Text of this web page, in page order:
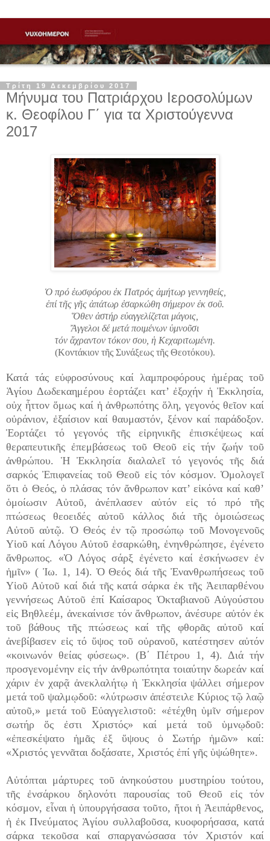
Τρίτη 19 Δεκεμβρίου 2017
Μήνυμα του Πατριάρχου Ιεροσολύμων
κ. Θεοφίλου Γ΄ για τα Χριστούγεννα
2017
Ὁ πρό ἑωσφόρου ἐκ Πατρός ἀμήτωρ γεννηθείς,
ἐπί τῆς γῆς ἀπάτωρ ἐσαρκώθη σήμερον ἐκ σοῦ.
Ὅθεν ἀστήρ εὐαγγελίζεται μάγοις,
Ἄγγελοι δέ μετά ποιμένων ὑμνοῦσι
τόν ἄχραντον τόκον σου, ἡ Κεχαριτωμένη.
(Κοντάκιον τῆς Συνάξεως τῆς Θεοτόκου).
Κατά τάς εὐφροσύνους καί λαμπροφόρους ἡμέρας τοῦ
Ἁγίου Δωδεκαημέρου ἑορτάζει κατ’ ἐξοχήν ἡ Ἐκκλησία,
οὐχ ἧττον ὅμως καί ἡ ἀνθρωπότης ὅλη, γεγονός θεῖον καί
οὐράνιον, ἐξαίσιον καί θαυμαστόν, ξένον καί παράδοξον.
Ἑορτάζει τό γεγονός τῆς εἰρηνικῆς ἐπισκέψεως καί
θεραπευτικῆς ἐπεμβάσεως τοῦ Θεοῦ εἰς τήν ζωήν τοῦ
ἀνθρώπου. Ἡ Ἐκκλησία διαλαλεῖ τό γεγονός τῆς διά
σαρκός Ἐπιφανείας τοῦ Θεοῦ εἰς τόν κόσμον. Ὁμολογεῖ
ὅτι ὁ Θεός, ὁ πλάσας τόν ἄνθρωπον κατ’ εἰκόνα καί καθ’
ὁμοίωσιν Αὐτοῦ, ἀνέπλασεν αὐτόν εἰς τό πρό τῆς
πτώσεως θεοειδές αὐτοῦ κάλλος διά τῆς ὁμοιώσεως
Αὐτοῦ αὐτῷ. Ὁ Θεός ἐν τῷ προσώπῳ τοῦ Μονογενοῦς
Υἱοῦ καί Λόγου Αὐτοῦ ἐσαρκώθη, ἐνηνθρώπησε, ἐγένετο
ἄνθρωπος. «Ὁ Λόγος σάρξ ἐγένετο καί ἐσκήνωσεν ἐν
ἡμῖν» ( Ἰω. 1, 14). Ὁ Θεός διά τῆς Ἐνανθρωπήσεως τοῦ
Υἱοῦ Αὐτοῦ καί διά τῆς κατά σάρκα ἐκ τῆς Ἀειπαρθένου
γεννήσεως Αὐτοῦ ἐπί Καίσαρος Ὀκταβιανοῦ Αὐγούστου
εἰς Βηθλεέμ, ἀνεκαίνισε τόν ἄνθρωπον, ἀνέσυρε αὐτόν ἐκ
τοῦ βάθους τῆς πτώσεως καί τῆς φθορᾶς αὐτοῦ καί
ἀνεβίβασεν εἰς τό ὕψος τοῦ οὐρανοῦ, κατέστησεν αὐτόν
«κοινωνόν θείας φύσεως». (Β΄ Πέτρου 1, 4). Διά τήν
προσγενομένην εἰς τήν ἀνθρωπότητα τοιαύτην δωρεάν καί
χάριν ἐν χαρᾷ ἀνεκλαλήτῳ ἡ Ἐκκλησία ψάλλει σήμερον
μετά τοῦ ψαλμῳδοῦ: «λύτρωσιν ἀπέστειλε Κύριος τῷ λαῷ
αὐτοῦ,» μετά τοῦ Εὐαγγελιστοῦ: «ἐτέχθη ὑμῖν σήμερον
σωτήρ ὅς ἐστι Χριστός» καί μετά τοῦ ὑμνῳδοῦ:
«ἐπεσκέψατο ἡμᾶς ἐξ ὕψους ὁ Σωτήρ ἡμῶν» καί:
«Χριστός γεννᾶται δοξάσατε, Χριστός ἐπί γῆς ὑψώθητε».
Αὐτόπται μάρτυρες τοῦ ἀνηκούστου μυστηρίου τούτου,
τῆς ἐνσάρκου δηλονότι παρουσίας τοῦ Θεοῦ εἰς τόν
κόσμον, εἶναι ἡ ὑπουργήσασα τοῦτο, ἤτοι ἡ Ἀειπάρθενος,
ἡ ἐκ Πνεύματος Ἁγίου συλλαβοῦσα, κυοφορήσασα, κατά
σάρκα τεκοῦσα καί σπαργανώσασα τόν Χριστόν καί